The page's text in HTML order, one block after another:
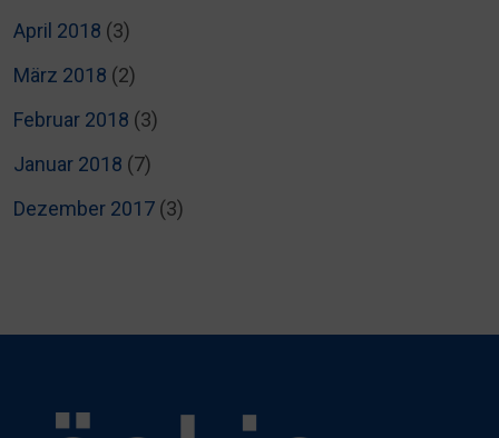
April 2018 (3)
März 2018 (2)
Februar 2018 (3)
Januar 2018 (7)
Dezember 2017 (3)